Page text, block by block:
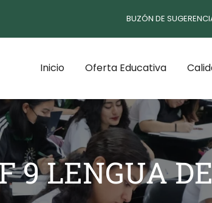
BUZÓN DE
Inicio Oferta Educativa
9 LENGUA